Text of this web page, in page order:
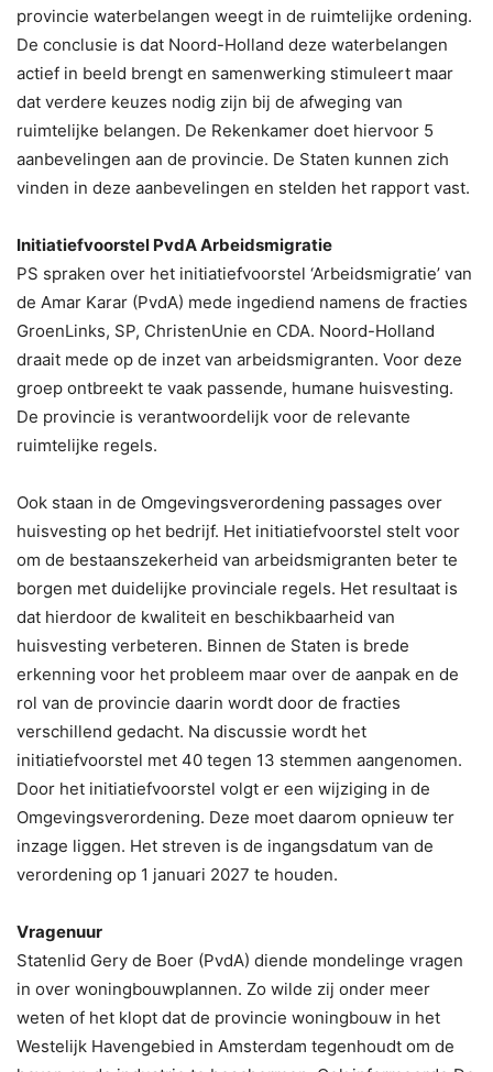
provincie waterbelangen weegt in de ruimtelijke ordening.
De conclusie is dat Noord-Holland deze waterbelangen
actief in beeld brengt en samenwerking stimuleert maar
dat verdere keuzes nodig zijn bij de afweging van
ruimtelijke belangen. De Rekenkamer doet hiervoor 5
aanbevelingen aan de provincie. De Staten kunnen zich
vinden in deze aanbevelingen en stelden het rapport vast.
Initiatiefvoorstel PvdA Arbeidsmigratie
PS spraken over het initiatiefvoorstel ‘Arbeidsmigratie’ van
de Amar Karar (PvdA) mede ingediend namens de fracties
GroenLinks, SP, ChristenUnie en CDA. Noord-Holland
draait mede op de inzet van arbeidsmigranten. Voor deze
groep ontbreekt te vaak passende, humane huisvesting.
De provincie is verantwoordelijk voor de relevante
ruimtelijke regels.
Ook staan in de Omgevingsverordening passages over
huisvesting op het bedrijf. Het initiatiefvoorstel stelt voor
om de bestaanszekerheid van arbeidsmigranten beter te
borgen met duidelijke provinciale regels. Het resultaat is
dat hierdoor de kwaliteit en beschikbaarheid van
huisvesting verbeteren. Binnen de Staten is brede
erkenning voor het probleem maar over de aanpak en de
rol van de provincie daarin wordt door de fracties
verschillend gedacht. Na discussie wordt het
initiatiefvoorstel met 40 tegen 13 stemmen aangenomen.
Door het initiatiefvoorstel volgt er een wijziging in de
Omgevingsverordening. Deze moet daarom opnieuw ter
inzage liggen. Het streven is de ingangsdatum van de
verordening op 1 januari 2027 te houden.
Vragenuur
Statenlid Gery de Boer (PvdA) diende mondelinge vragen
in over woningbouwplannen. Zo wilde zij onder meer
weten of het klopt dat de provincie woningbouw in het
Westelijk Havengebied in Amsterdam tegenhoudt om de